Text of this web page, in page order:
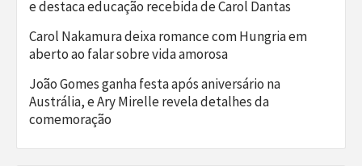
e destaca educação recebida de Carol Dantas
Carol Nakamura deixa romance com Hungria em
aberto ao falar sobre vida amorosa
João Gomes ganha festa após aniversário na
Austrália, e Ary Mirelle revela detalhes da
comemoração